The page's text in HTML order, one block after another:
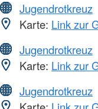
Jugendrotkreuz
Karte: Link zur
Jugendrotkreuz
Karte: Link zur
Jugendrotkreuz